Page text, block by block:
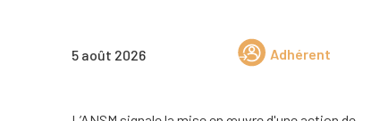
5 août 2026 Adhérent